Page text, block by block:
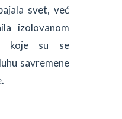
svet, već
izolovanom
koje su se
savremene